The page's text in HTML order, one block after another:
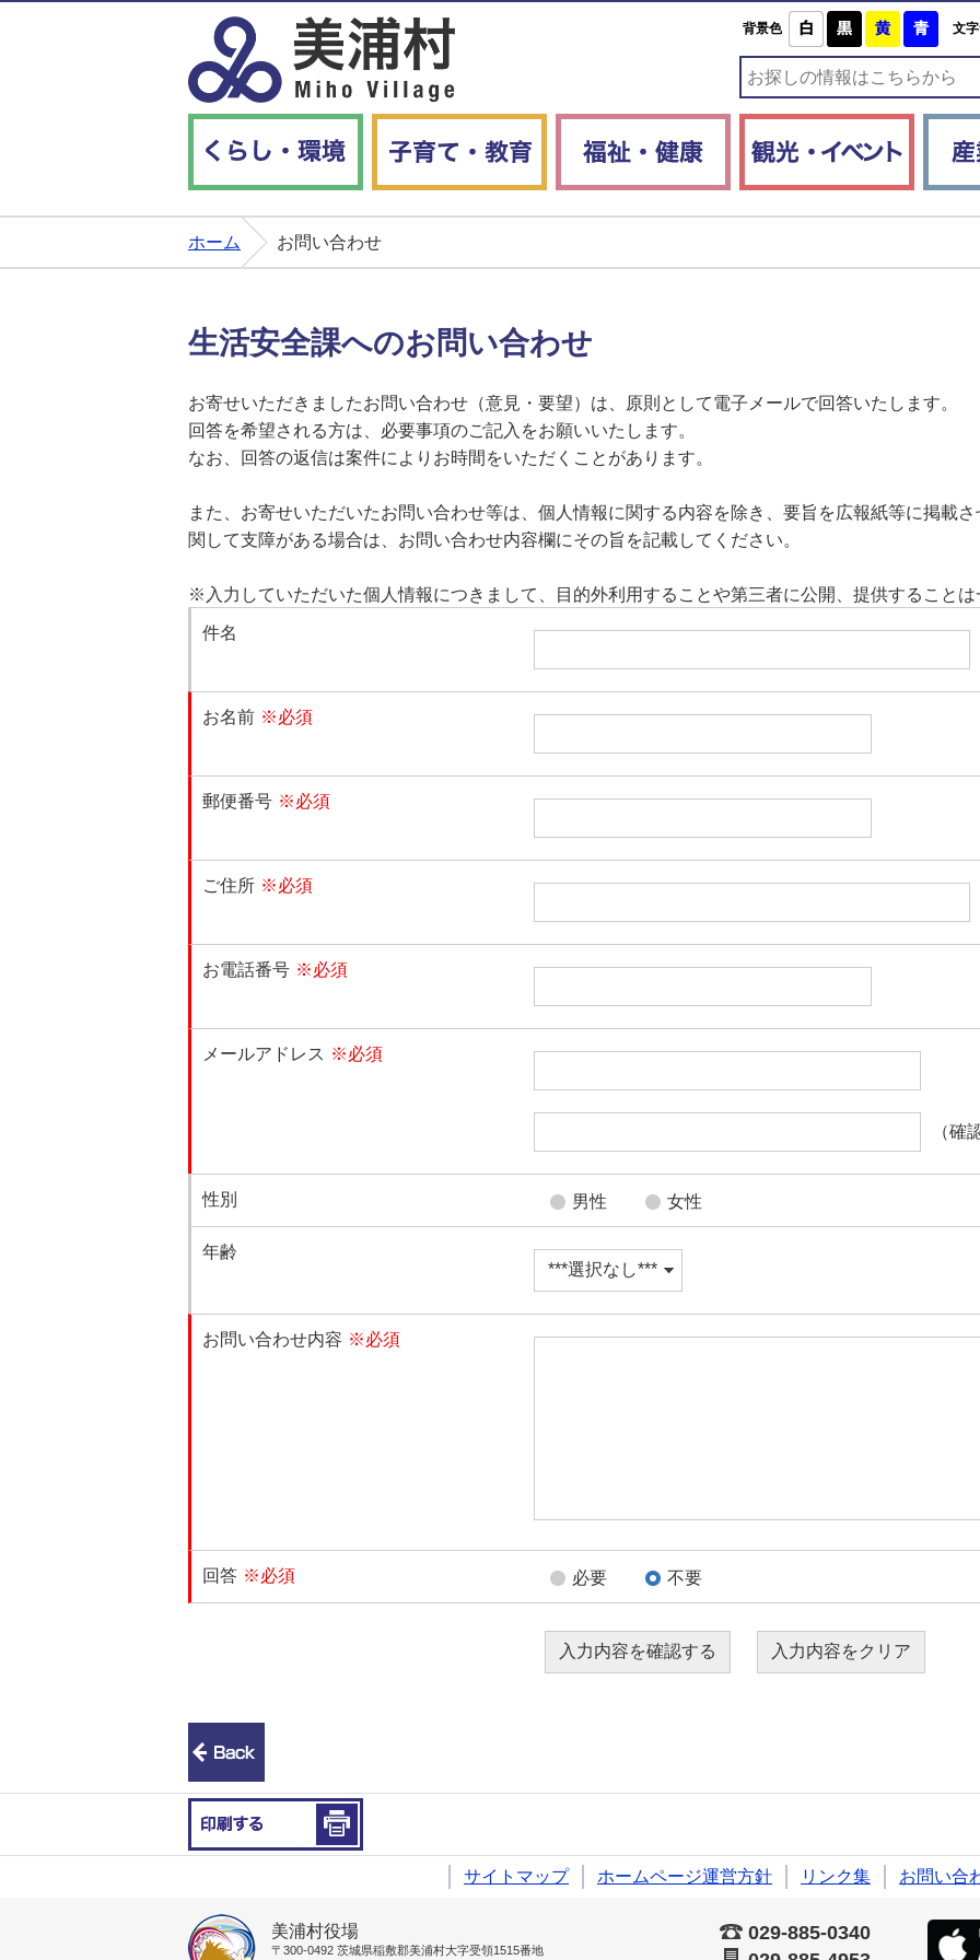
背景色 白 黒 黄 青文
ホーム お問い合わせ
生活安全課へのお問い合わせ
お寄せいただきましたお問い合わせ（意見・要望）は、原則として電子メールで回答いたします。
回答を希望される方は、必要事項のご記入をお願いいたします。
なお、回答の返信は案件によりお時間をいただくことがあります。
また、お寄せいただいたお問い合わせ等は、個人情報に関する内容を除き、要旨を広報紙等に掲載
関して支障がある場合は、お問い合わせ内容欄にその旨を記載してください。
※入力していただいた個人情報につきまして、目的外利用することや第三者に公開、提供すること
件名
お名前 ※必須
郵便番号 ※必須
ご住所 ※必須
お電話番号 ※必須
メールアドレス ※必須
（確
性別 男性 女性
年齢
お問い合わせ内容 ※必須
回答 ※必須 必要 不要
サイトマップ ホームページ運営方針 リンク集 お問い合
美浦村役場
〒300-0492 茨城県稲敷郡美浦村大字受領1515番地
029-885-0340